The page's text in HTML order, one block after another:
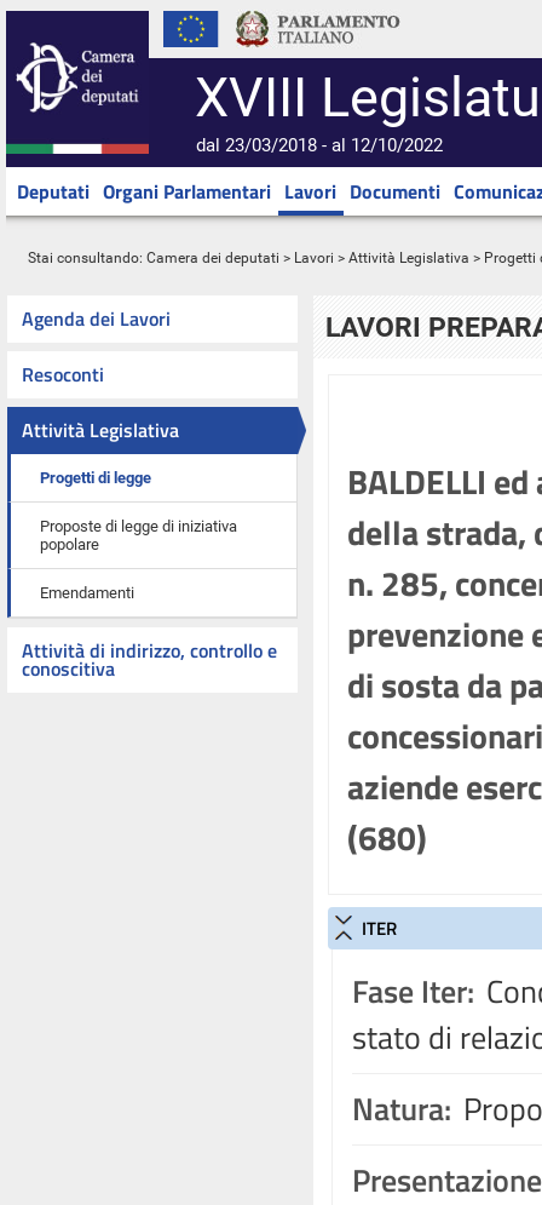
XVIII
dal 23/03/2018 - al 12/10/2022
Deputati Organi Parlamentari Lavori Documenti
Stai consultando: Camera dei deputati > Lavori > Attività Legislativa > Progetti
Agenda dei Lavori
Resoconti
Attività Legislativa
Progetti di legge
Proposte di legge di iniziativa
popolare
Emendamenti
Attività di indirizzo, controllo e
conoscitiva
LAVORI
BALDELLI
della strada,
n. 285,
prevenzione
di sosta da
aziende
(680)
ITER
Fase Iter:
stato di
Natura: